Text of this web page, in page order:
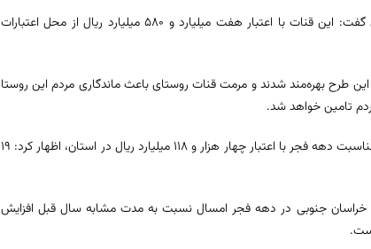
رئیس سازمان جهاد کشاورزی خراسان جنوبی در این آیین گفت: این قنات با اعتبار هفت میلیارد و ۵۸۰ میلیارد ریال از محل اعتبارات
این قنات ۳۰ خانوار از مزایای این طرح بهره‌مند شدند و مرمت قنات روستای باعث ماندگاری مردم این روستا
تامین خواهد شد.
وی با اشاره به افتتاح ۱۵۵ پروژه بخش کشاورزی استان به مناسبت دهه فجر با اعتبار چهار هزار و ۱۱۸ میلیارد ریال در استان، اظهار کرد: ۱۹
جنوبی در دهه فجر امسال نسبت به مدت مشابه سال قبل افزایش